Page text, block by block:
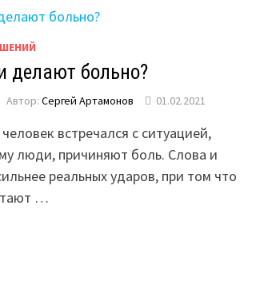
делают больно?
Автор: Сергей Артамонов 01.02.2021
встречался с ситуацией,
люди, причиняют боль. Слова и
реальных ударов, при том что
…